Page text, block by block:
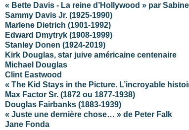
« Bette Davis - La reine d’Hollywood » par
Sammy Davis Jr. (1925-1990)
Marlene Dietrich (1901-1992)
Edward Dmytryk (1908-1999)
Stanley Donen (1924-2019)
Kirk Douglas, star juive américaine centenaire
Michael Douglas
Clint Eastwood
« The Kid Stays in the Picture. L’incroyable
Max Factor Sr. (1872 ou 1877-1938)
Douglas Fairbanks (1883-1939)
« Juste une dernière chose… » de Peter Falk
Jane Fonda